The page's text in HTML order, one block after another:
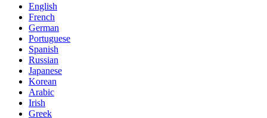
English
French
German
Portuguese
Spanish
Russian
Japanese
Korean
Arabic
Irish
Greek